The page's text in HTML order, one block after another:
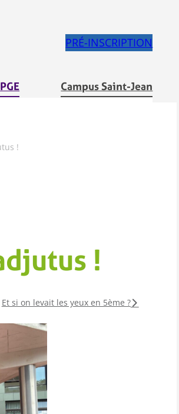
PRÉ-INSCRIPTION
Campus Saint-Jean
!
!
Et si on levait les yeux en 5ème ?